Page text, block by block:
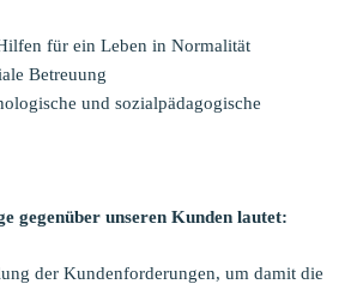
für ein Leben in Normalität
Betreuung
und sozialpädagogische
gegenüber unseren Kunden lautet:
der Kundenforderungen, um damit die